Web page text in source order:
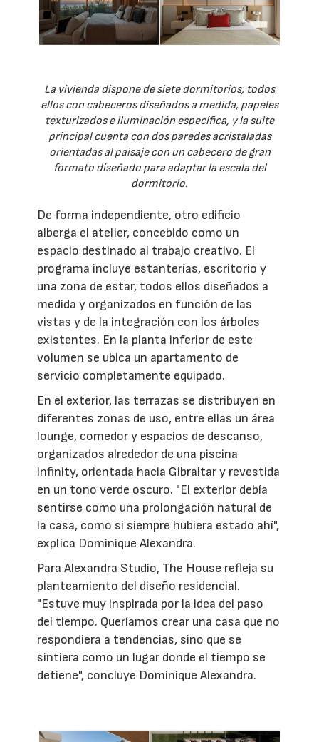
La vivienda dispone de siete dormitorios, todos
ellos con cabeceros diseñados a medida, papeles
texturizados e iluminación específica, y la suite
principal cuenta con dos paredes acristaladas
orientadas al paisaje con un cabecero de gran
formato diseñado para adaptar la escala del
dormitorio.
De forma independiente, otro edificio
alberga el atelier, concebido como un
espacio destinado al trabajo creativo. El
programa incluye estanterías, escritorio y
una zona de estar, todos ellos diseñados a
medida y organizados en función de las
vistas y de la integración con los árboles
existentes. En la planta inferior de este
volumen se ubica un apartamento de
servicio completamente equipado.
En el exterior, las terrazas se distribuyen en
diferentes zonas de uso, entre ellas un área
lounge, comedor y espacios de descanso,
organizados alrededor de una piscina
infinity, orientada hacia Gibraltar y revestida
en un tono verde oscuro. "El exterior debía
sentirse como una prolongación natural de
la casa, como si siempre hubiera estado ahí",
explica Dominique Alexandra.
Para Alexandra Studio, The House refleja su
planteamiento del diseño residencial.
"Estuve muy inspirada por la idea del paso
del tiempo. Queríamos crear una casa que no
respondiera a tendencias, sino que se
sintiera como un lugar donde el tiempo se
detiene", concluye Dominique Alexandra.